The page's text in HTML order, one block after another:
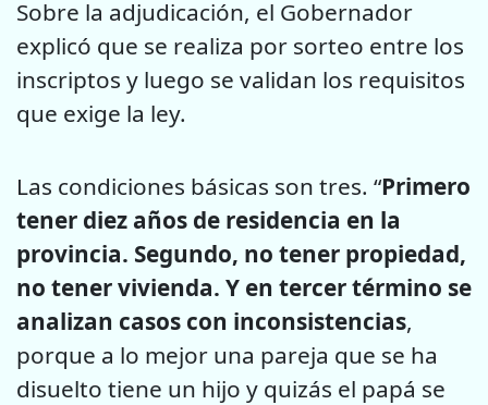
Sobre la adjudicación, el Gobernador
explicó que se realiza por sorteo entre los
inscriptos y luego se validan los requisitos
que exige la ley.
Las condiciones básicas son tres. “Primero
tener diez años de residencia en la
provincia. Segundo, no tener propiedad,
no tener vivienda. Y en tercer término se
analizan casos con inconsistencias,
porque a lo mejor una pareja que se ha
disuelto tiene un hijo y quizás el papá se